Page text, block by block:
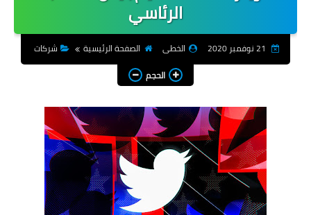
هواتف
تطبيقات
اجتماعية
العاب
انترنت
انظمة تشغيل
الرئاسي
الخطى الصفحة الرئيسية
شركات
الحجم